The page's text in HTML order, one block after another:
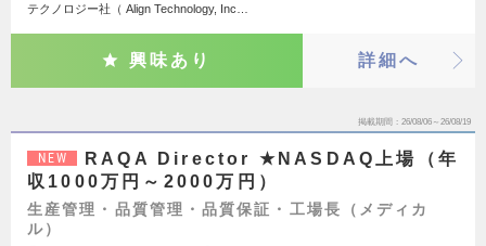
テクノロジー社（ Align Technology, Inc…
興味あり 詳細へ
掲載期間 26/08/06～26/08/19
NEW
RAQA Director ★NASDAQ上場（年
収1000万円～2000万円）
生産管理・品質管理・品質保証・工場長（メディカ
ル）